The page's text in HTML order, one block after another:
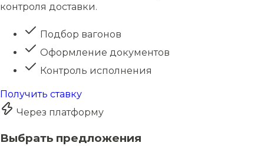
контроля доставки.
Подбор вагонов
Оформление документов
Контроль исполнения
Получить ставку
Через платформу
Выбрать предложения